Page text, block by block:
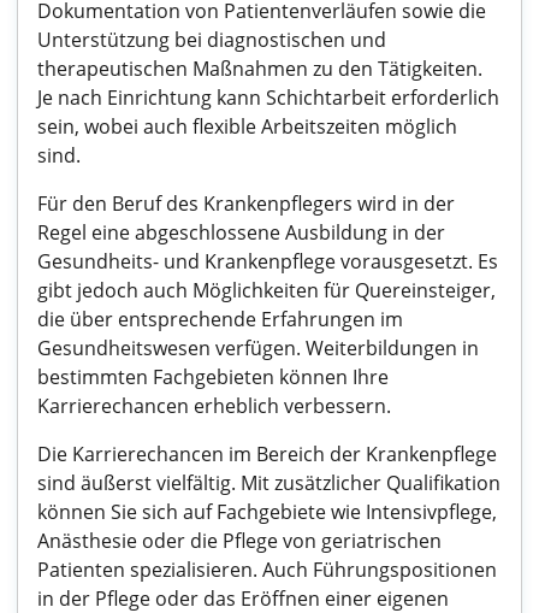
Dokumentation von Patientenverläufen sowie die
Unterstützung bei diagnostischen und
therapeutischen Maßnahmen zu den Tätigkeiten.
Je nach Einrichtung kann Schichtarbeit erforderlich
sein, wobei auch flexible Arbeitszeiten möglich
sind.
Für den Beruf des Krankenpflegers wird in der
Regel eine abgeschlossene Ausbildung in der
Gesundheits- und Krankenpflege vorausgesetzt. Es
gibt jedoch auch Möglichkeiten für Quereinsteiger,
die über entsprechende Erfahrungen im
Gesundheitswesen verfügen. Weiterbildungen in
bestimmten Fachgebieten können Ihre
Karrierechancen erheblich verbessern.
Die Karrierechancen im Bereich der Krankenpflege
sind äußerst vielfältig. Mit zusätzlicher Qualifikation
können Sie sich auf Fachgebiete wie Intensivpflege,
Anästhesie oder die Pflege von geriatrischen
Patienten spezialisieren. Auch Führungspositionen
in der Pflege oder das Eröffnen einer eigenen